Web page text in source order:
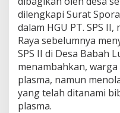
dilengkapi Surat
dalam HGU PT. SPS
Raya sebelumnya
SPS II di Desa Babah
menambahkan,
plasma, namun
yang telah ditanami
plasma.